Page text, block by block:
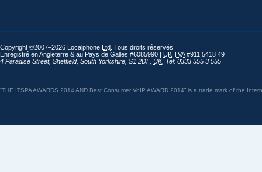
Copyright ©2007–2026 Localphone Ltd . Tous droits réservés
Enregistré en Angleterre & au Pays de Galles #6085990 | UK TVA#911 5418 49
4 Paradise Street, Sheffield, South Yorkshire S1 2DF, UK, Tel: 0333 555 3 555
“THE ITSPA AWARDS 2014 AND Best Consumer VoIP AWARD 2014” is a trade mark of the